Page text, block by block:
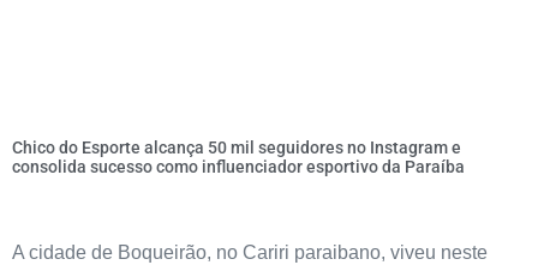
Chico do Esporte alcança 50 mil seguidores no Instagram e
consolida sucesso como influenciador esportivo da Paraíba
A cidade de Boqueirão, no Cariri paraibano, viveu neste